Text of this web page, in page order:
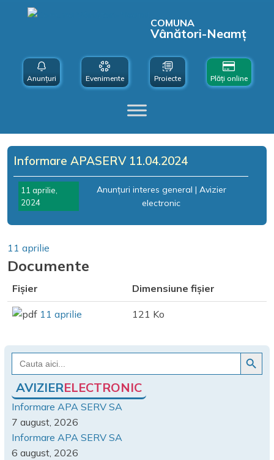
COMUNA
Vânători-Neamț
Anunțuri Evenimente Proiecte Plăți online
Informare APASERV 11.04.2024
11 aprilie,
2024
Anunțuri interes general | Avizier
electronic
11 aprilie
Documente
Fișier Dimensiune fișier
11 aprilie 121 Ko
Search
for:
Search Button
AVIZIERELECTRONIC
Informare APA SERV SA
7 august, 2026
Informare APA SERV SA
6 august, 2026